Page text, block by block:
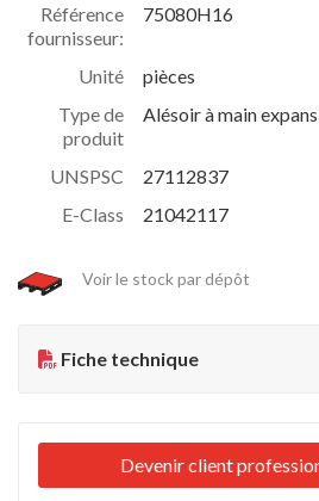
Référence
fournisseur:
75080H16
Unité
pièces
Type de
produit
Alésoir à main
UNSPSC
27112837
E-Class
21042117
Voir le stock par dépôt
Fiche technique
Devenir client